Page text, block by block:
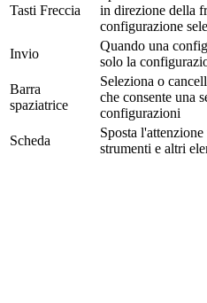
Tasti Freccia
in direzione della
configurazione
Invio
Quando una
solo la
Barra
spaziatrice
Seleziona o
che consente una
configurazioni
Scheda
Sposta
strumenti e altri